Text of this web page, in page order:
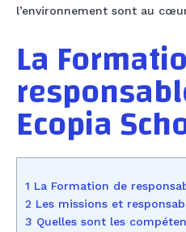
l’environnement sont au
La
Ecopia
1 La Formation de
2 Les missions et
3 Quelles sont les